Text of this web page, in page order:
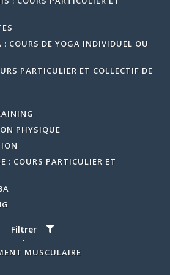
Filtrer
: COURS DE YOGA INDIVIDUEL OU
PARTICULIER ET COLLECTIF DE
PHYSIQUE
: COURS PARTICULIER ET
MÉDITATION
MUSCULAIRE